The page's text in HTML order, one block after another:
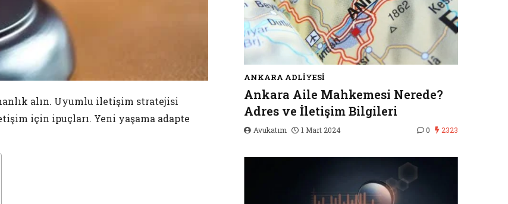
alın. Uyumlu iletişim stratejisi
için ipuçları. Yeni yaşama adapte
ANKARA ADLIYESI
Ankara Aile Mahkemesi Nerede?
Adres ve İletişim Bilgileri
Avukatım 1 Mart 2024 0 2323